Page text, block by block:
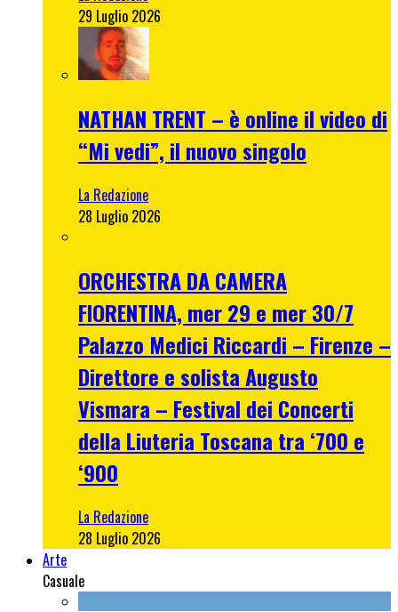
29 Luglio 2026
NATHAN TRENT – è online il video di
“Mi vedi”, il nuovo singolo
La Redazione
28 Luglio 2026
ORCHESTRA DA CAMERA
FIORENTINA, mer 29 e mer 30/7
Palazzo Medici Riccardi – Firenze –
Direttore e solista Augusto
Vismara – Festival dei Concerti
della Liuteria Toscana tra ‘700 e
‘900
La Redazione
28 Luglio 2026
Arte
Casuale